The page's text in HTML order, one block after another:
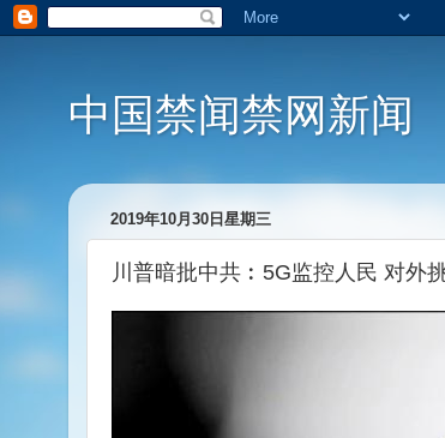
中国禁闻禁网新闻
2019年10月30日星期三
川普暗批中共︰5G监控人民 对外